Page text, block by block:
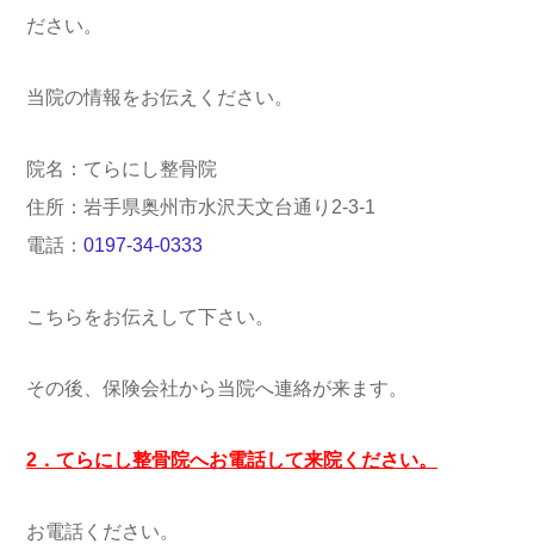
ださい。
当院の情報をお伝えください。
院名：てらにし整骨院
住所：岩手県奥州市水沢天文台通り2-3-1
電話： 0197-34-0333
こちらをお伝えして下さい。
その後、保険会社から当院へ連絡が来ます。
2．てらにし整骨院へお電話して来院ください。
お電話ください。